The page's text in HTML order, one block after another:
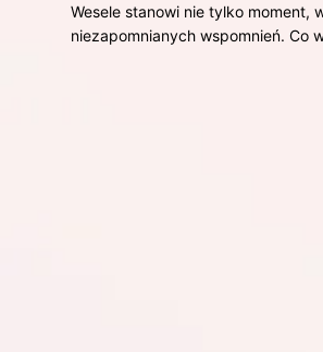
Wesele stanowi nie tylko moment,
niezapomnianych wspomnień. Co